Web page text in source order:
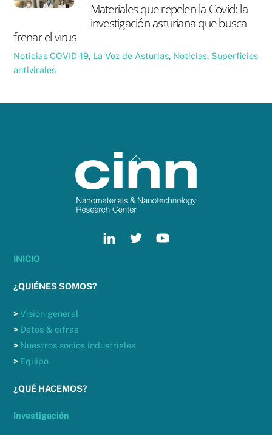
Materiales que repelen la Covid: la
investigación asturiana que busca
frenar el virus
Noticias COVID-19, La Voz de Asturias, Noticias, Superficies
antivirales
Back
To
Top
INICIO
¿QUIÉNES SOMOS?
>Visión general
> Datos & cifras
> Nuestros socios industriales
> Equipo
¿QUÉ HACEMOS?
Investigación